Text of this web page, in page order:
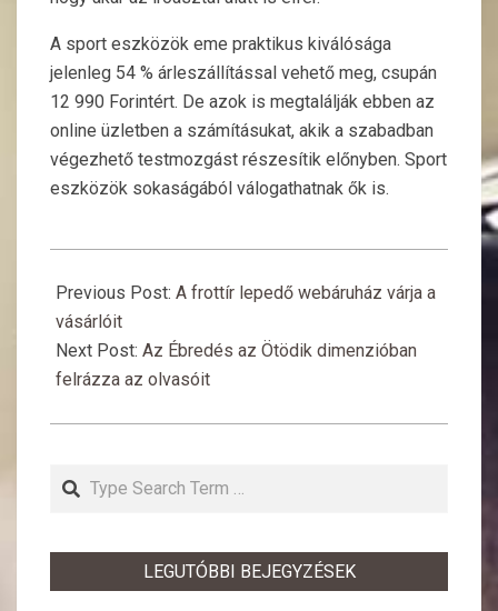
A sport eszközök eme praktikus kiválósága
jelenleg 54 % árleszállítással vehető meg, csupán
12 990 Forintért. De azok is megtalálják ebben az
online üzletben a számításukat, akik a szabadban
végezhető testmozgást részesítik előnyben. Sport
eszközök sokaságából válogathatnak ők is.
03-
18
Previous Post: A frottír lepedő webáruház várja a
vásárlóit
Next Post: Az Ébredés az Ötödik dimenzióban
felrázza az olvasóit
Search
LEGUTÓBBI BEJEGYZÉSEK